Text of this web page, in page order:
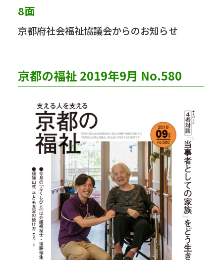
8面
京都府社会福祉協議会からのお知らせ
京都の福祉 2019年9月 No.580